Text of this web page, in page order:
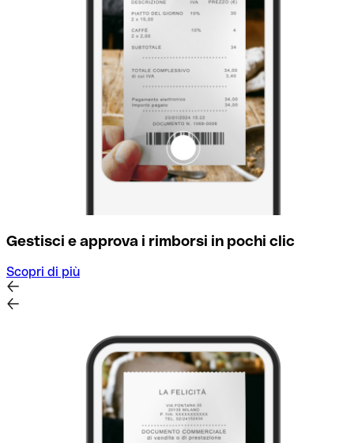
Gestisci e approva i rimborsi in pochi clic
Scopri di più